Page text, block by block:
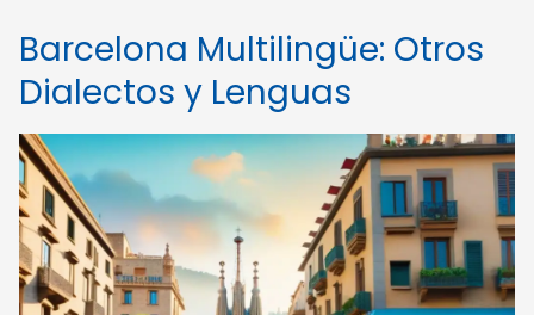
Barcelona Multilingüe: Otros
Dialectos y Lenguas